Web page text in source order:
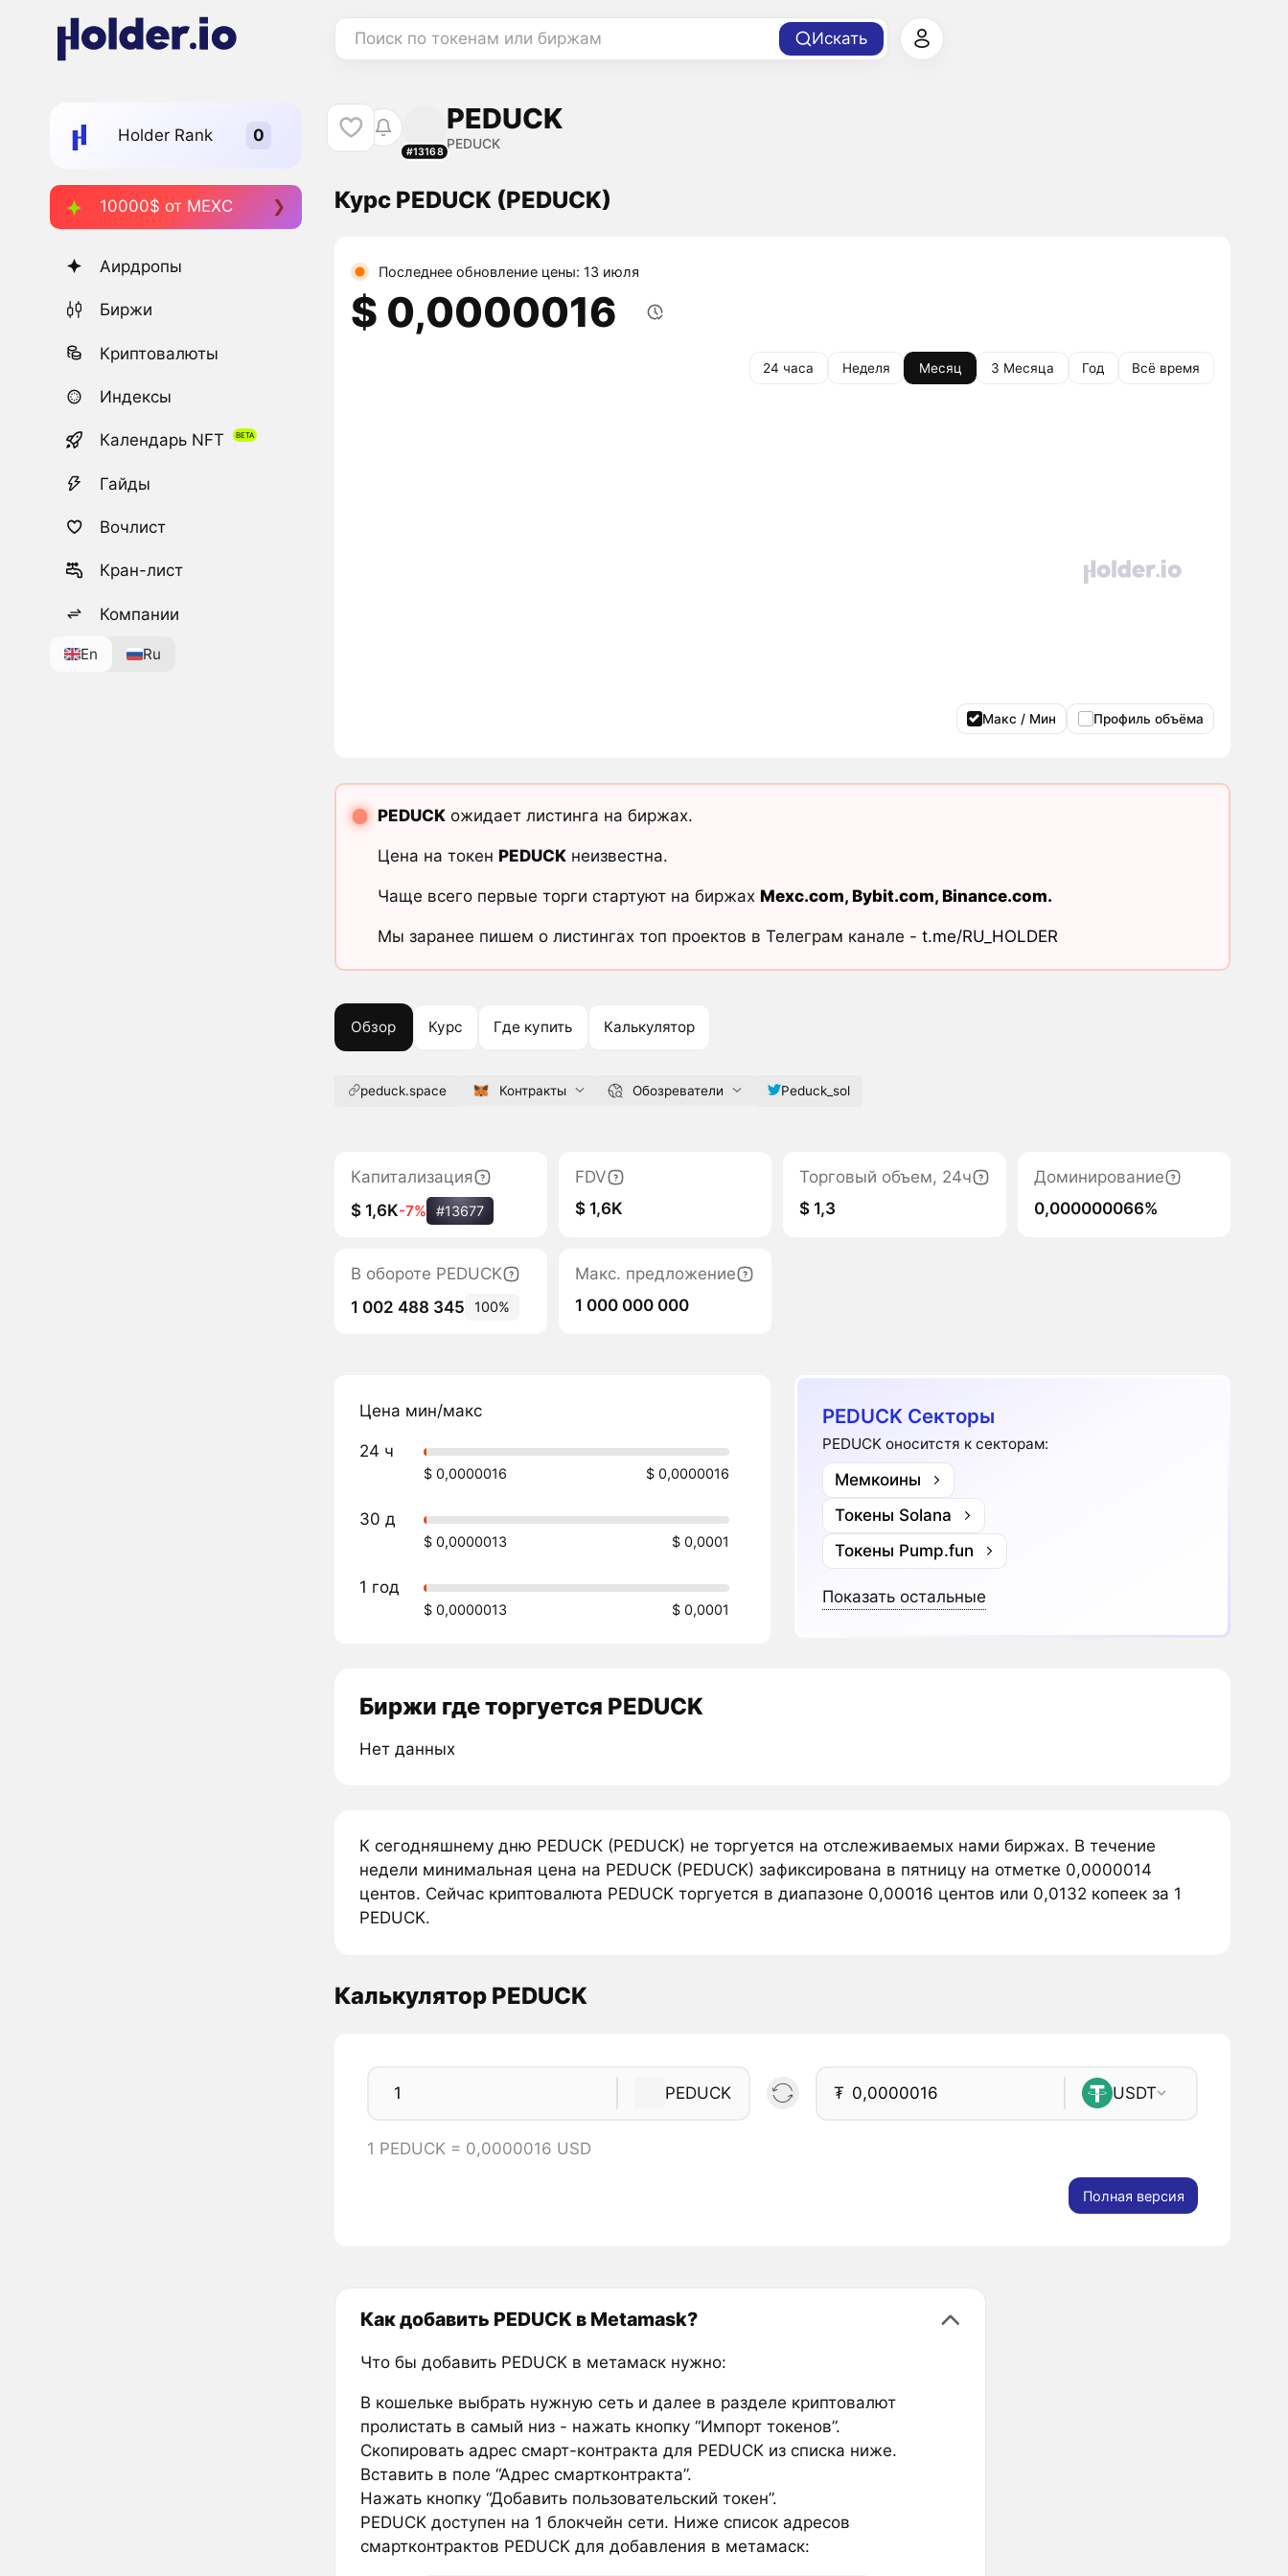
Поиск по токенам или биржам Искать
Holder Rank
10000$ от MEXC
Аирдропы
Биржи
Криптовалюты
Индексы
Календарь NFT
Гайды
Вочлист
Кран-лист
Компании
En Ru
#13168
PEDUCK
PEDUCK
Курс PEDUCK (PEDUCK)
Последнее обновление цены: 13 июля
$ 0,0000016
24 часа Неделя Месяц 3 Месяца Год Всё время
Макс / Мин Профиль объёма
PEDUCKожидает листинга на биржах.
Цена на токен PEDUCKнеизвестна.
Чаще всего первые торги стартуют на биржах Mexc.com, Bybit.com, Binance.com.
Мы заранее пишем о листингах топ проектов в Телеграм канале - t.me/RU_HOLDER
Обзор Курс Где купить Калькулятор
peduck.space Контракты Обозреватели Peduck_sol
Капитализация
$ 1,6K-7% #13677
FDV
$ 1,6K
Торговый объем, 24ч
$ 1,3
Доминирование
0,000000066%
В обороте PEDUCK
1 002 488 345
100%
Макс. предложение
1 000 000 000
Цена мин/макс
24 ч
$ 0,0000016 $ 0,0000016
30 д
$ 0,0000013 $ 0,0001
1 год
$ 0,0000013 $ 0,0001
PEDUCK Секторы
PEDUCK оноситстя к секторам:
Мемкоины
Токены Solana
Токены Pump.fun
Показать остальные
Биржи где торгуется PEDUCK
Нет данных
К сегодняшнему дню PEDUCK (PEDUCK) не торгуется на отслеживаемых нами биржах. В течение
недели минимальная цена на PEDUCK (PEDUCK) зафиксирована в пятницу на отметке 0,0000014
центов. Сейчас криптовалюта PEDUCK торгуется в диапазоне 0,00016 центов или 0,0132 копеек за 1
PEDUCK.
Калькулятор PEDUCK
PEDUCK ₮ USDT
1 PEDUCK = 0,0000016 USD
Полная версия
Как добавить PEDUCK в Metamask?
Что бы добавить PEDUCK в метамаск нужно:
В кошельке выбрать нужную сеть и далее в разделе криптовалют
пролистать в самый низ - нажать кнопку “Импорт токенов”.
Скопировать адрес смарт-контракта для PEDUCK из списка ниже.
Вставить в поле “Адрес смартконтракта”.
Нажать кнопку “Добавить пользовательский токен”.
PEDUCK доступен на 1 блокчейн сети. Ниже список адресов
смартконтрактов PEDUCK для добавления в метамаск: